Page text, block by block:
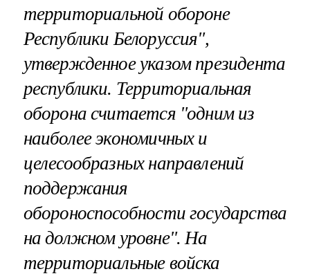
территориальной обороне
Республики Белоруссия",
утвержденное указом президента
республики. Территориальная
оборона считается "одним из
наиболее экономичных и
целесообразных направлений
поддержания
обороноспособности государства
на должном уровне". На
территориальные войска